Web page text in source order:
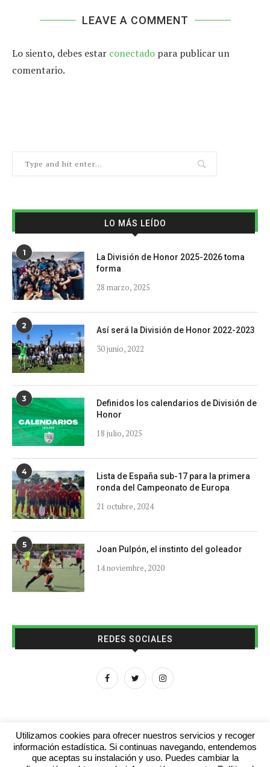
LEAVE A COMMENT
Lo siento, debes estar conectado para publicar un
comentario.
LO MÁS LEÍDO
1
La División de Honor 2025-2026 toma
forma
28 marzo, 2025
2 Así será la División de Honor 2022-2023
30 junio, 2022
3
Definidos los calendarios de División de
Honor
18 julio, 2025
4
Lista de España sub-17 para la primera
ronda del Campeonato de Europa
21 octubre, 2024
5 Joan Pulpón, el instinto del goleador
14 noviembre, 2020
REDES SOCIALES
Utilizamos cookies para ofrecer nuestros servicios y recoger
información estadística. Si continuas navegando, entendemos
que aceptas su instalación y uso. Puedes cambiar la